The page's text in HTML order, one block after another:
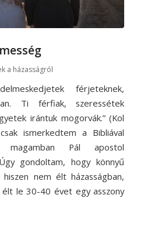
a házasságról
férjeteknek,
Ti férfiak, szeressétek
irántuk mogorvák.” (Kol
ismerkedtem a Bibliával
magamban Pál apostol
gondoltam, hogy könnyű
nem élt házasságban,
le 30-40 évet egy asszony